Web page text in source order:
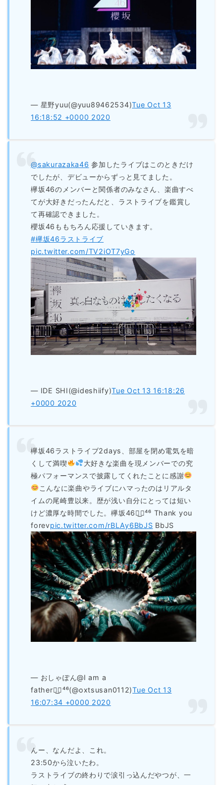
— 星野yuu(@yuu89462534)Tue Oct 13
16:18:52 +0000 2020
@sakurazaka46 参加したライブはこのときだけ
でしたが、デビューからずっと見てました。
欅坂46のメンバーと関係者のみなさん、楽曲すべ
てが大好きだったんだと、ラストライブを鑑賞し
て再確認できました。
櫻坂46ももちろん応援していきます。
#欅坂46ラストライブ
pic.twitter.com/TV2iOT7yGo
— IDE SHI(@ideshiify)Tue Oct 13 16:18:26
+0000 2020
欅坂46ラストライブ2days、部屋を閉め電気を暗
くして満喫
大好きな楽曲を現メンバーでの究
極パフォーマンスで披露してくれたことに感謝
こんなに楽曲やライブにハマったのはリアルタ
イムの尾崎豊以来。歴が浅い自分にとっては短い
けど濃厚な時間でした。欅坂46◢͟￨⁴⁶ Thank you
forevpic.twitter.com/rBLAy6BbJS BbJS
— おしゃぽん@I am a
father◢͟￨⁴⁶(@oxtsusan0112)Tue Oct 13
16:07:34 +0000 2020
んー、なんだよ、これ。
23:50から泣いたわ。
ラストライブの終わりで涙引っ込んだやつが、一